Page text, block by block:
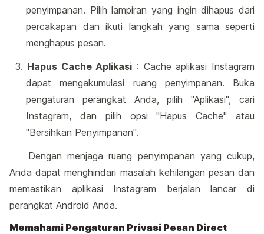
penyimpanan. Pilih lampiran yang ingin dihapus dari
percakapan dan ikuti langkah yang sama seperti
menghapus pesan.
Hapus Cache Aplikasi : Cache aplikasi Instagram
dapat mengakumulasi ruang penyimpanan. Buka
pengaturan perangkat Anda, pilih "Aplikasi", cari
Instagram, dan pilih opsi "Hapus Cache" atau
"Bersihkan Penyimpanan".
Dengan menjaga ruang penyimpanan yang cukup,
Anda dapat menghindari masalah kehilangan pesan dan
memastikan aplikasi Instagram berjalan lancar di
perangkat Android Anda.
Memahami Pengaturan Privasi Pesan Direct